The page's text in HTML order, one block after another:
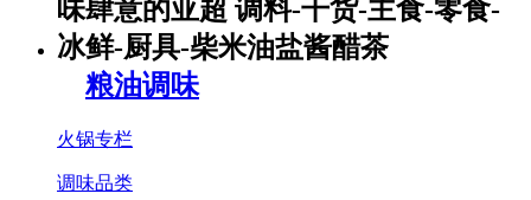
粮油调味
火锅专栏
调味品类